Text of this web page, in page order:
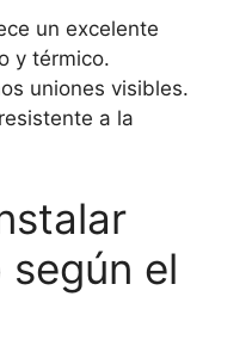
un excelente
y térmico.
uniones visibles.
a la
el